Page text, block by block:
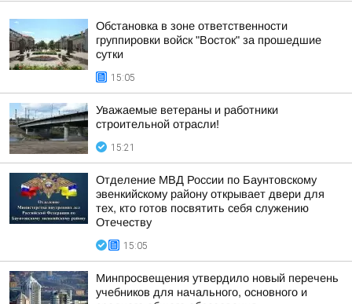
Обстановка в зоне ответственности
группировки войск "Восток" за прошедшие
сутки
15:05
Уважаемые ветераны и работники
строительной отрасли!
15:21
Отделение МВД России по Баунтовскому
эвенкийскому району открывает двери для
тех, кто готов посвятить себя служению
Отечеству
15:05
Минпросвещения утвердило новый перечень
учебников для начального, основного и